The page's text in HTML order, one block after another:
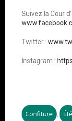
Suivez la Cour
Twitter :
Instagram :
Confiture , Été